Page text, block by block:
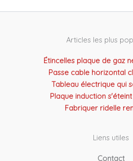
Articles les plus
Étincelles plaque de gaz
Passe cable horizontal
Tableau électrique qui
Plaque induction
Fabriquer ridelle
Liens utiles
Contact